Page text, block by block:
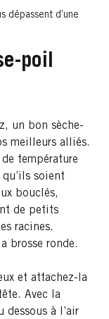
dépassent d’une
poil
un bon sèche-
meilleurs alliés.
température
qu’ils soient
bouclés,
de petits
racines.
brosse ronde.
et attachez-la
Avec la
dessous à l’air